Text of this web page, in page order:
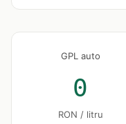
GPL auto
0
RON / litru